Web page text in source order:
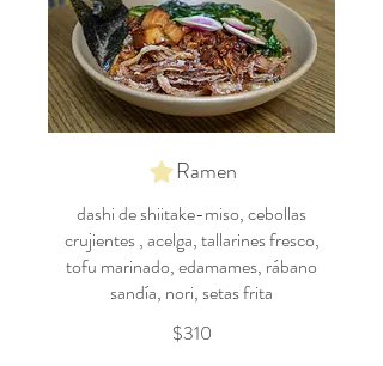
Ramen
dashi de shiitake-miso, cebollas
crujientes , acelga, tallarines fresco,
tofu marinado, edamames, rábano
sandía, nori, setas frita
$310